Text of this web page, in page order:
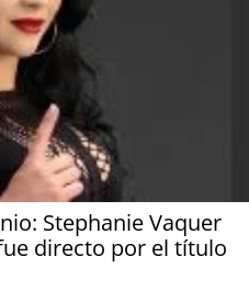
Stephanie Vaquer
directo por el título